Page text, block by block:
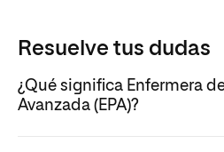
Resuelve tus dudas
¿Qué significa Enfermera
Avanzada (EPA)?